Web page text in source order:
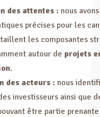
des attentes : nous
précises pour les
les composantes
autour de projets
.
des acteurs : nous
investisseurs ainsi que
être partie prenante